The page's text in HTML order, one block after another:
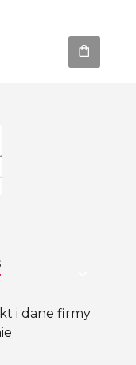
stopce
i dane firmy